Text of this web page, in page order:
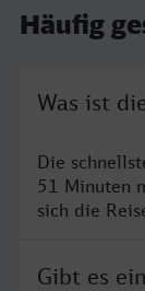
Häufig
Was ist
Die
51 Minuten
sich die
Gibt es